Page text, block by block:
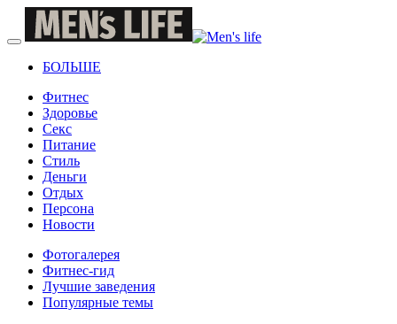
БОЛЬШЕ
Фитнес
Здоровье
Секс
Питание
Стиль
Деньги
Отдых
Персона
Новости
Фотогалерея
Фитнес-гид
Лучшие заведения
Популярные темы